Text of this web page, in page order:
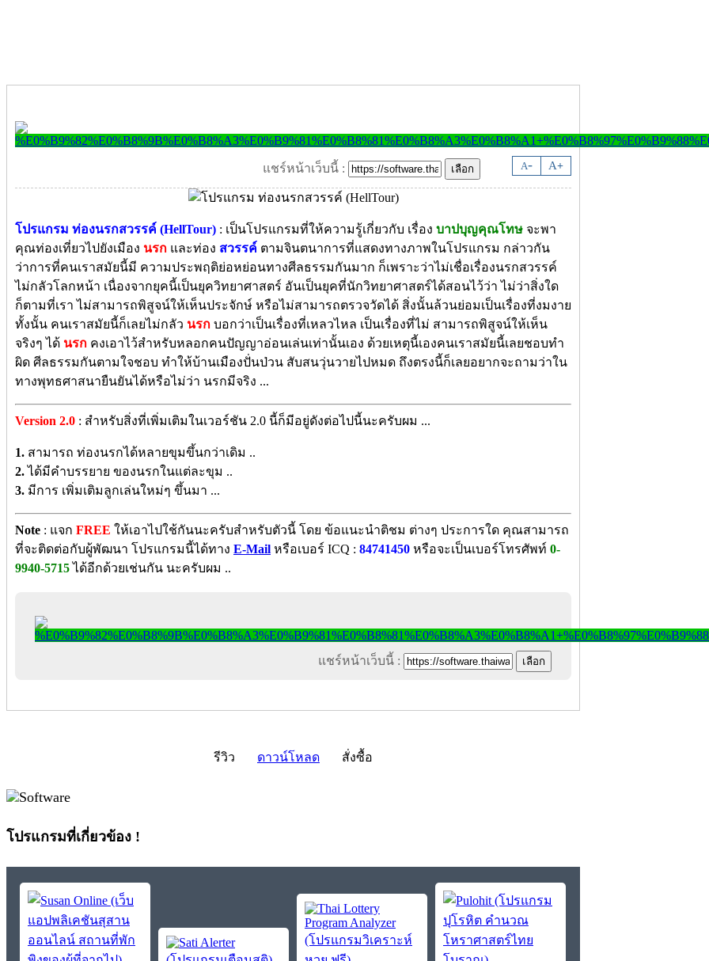
A- A+
แชร์หน้าเว็บนี้ :
โปรแกรม ท่องนรกสวรรค์ (HellTour) : เป็นโปรแกรมที่ให้ความรู้เกี่ยวกับ เรื่อง บาปบุญคุณโทษ จะพา
คุณท่องเที่ยวไปยังเมือง นรก และท่อง สวรรค์ ตามจินตนาการที่แสดงทางภาพในโปรแกรม กล่าวกัน
ว่าการที่คนเราสมัยนี้มี ความประพฤติย่อหย่อนทางศีลธรรมกันมาก ก็เพราะว่าไม่เชื่อเรื่องนรกสวรรค์
ไม่กลัวโลกหน้า เนื่องจากยุคนี้เป็นยุควิทยาศาสตร์ อันเป็นยุคที่นักวิทยาศาสตร์ได้สอนไว้ว่า ไม่ว่าสิ่งใด
ก็ตามที่เรา ไม่สามารถพิสูจน์ให้เห็นประจักษ์ หรือไม่สามารถตรวจวัดได้ สิ่งนั้นล้วนย่อมเป็นเรื่องที่งมงาย
ทั้งนั้น คนเราสมัยนี้ก็เลยไม่กลัว นรก บอกว่าเป็นเรื่องที่เหลวไหล เป็นเรื่องที่ไม่ สามารถพิสูจน์ให้เห็น
จริงๆ ได้ นรก คงเอาไว้สำหรับหลอกคนปัญญาอ่อนเล่นเท่านั้นเอง ด้วยเหตุนี้เองคนเราสมัยนี้เลยชอบทำ
ผิด ศีลธรรมกันตามใจชอบ ทำให้บ้านเมืองปั่นป่วน สับสนวุ่นวายไปหมด ถึงตรงนี้ก็เลยอยากจะถามว่าใน
ทางพุทธศาสนายืนยันได้หรือไม่ว่า นรกมีจริง ...
Version 2.0 : สำหรับสิ่งที่เพิ่มเติมในเวอร์ชัน 2.0 นี้ก็มีอยู่ดังต่อไปนี้นะครับผม ...
1. สามารถ ท่องนรกได้หลายขุมขึ้นกว่าเดิม ..
2.ได้มีคำบรรยาย ของนรกในแต่ละขุม ..
3. มีการ เพิ่มเติมลูกเล่นใหม่ๆ ขึ้นมา ...
Note : แจก FREE ให้เอาไปใช้กันนะครับสำหรับตัวนี้ โดย ข้อแนะนำติชม ต่างๆ ประการใด คุณสามารถ
ที่จะติดต่อกับผู้พัฒนา โปรแกรมนี้ได้ทาง E-Mail หรือเบอร์ ICQ : 84741450 หรือจะเป็นเบอร์โทรศัพท์ 0-
9940-5715ได้อีกด้วยเช่นกัน นะครับผม ..
แชร์หน้าเว็บนี้ :
รีวิว ดาวน์โหลด สั่งซื้อ
โปรแกรมที่เกี่ยวข้อง !